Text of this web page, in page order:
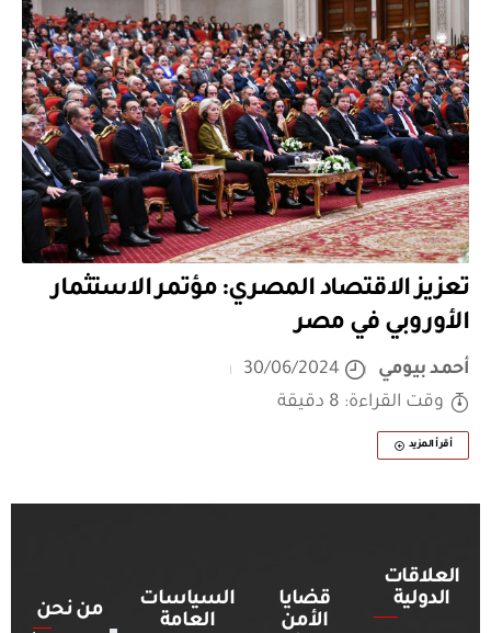
تعزيز الاقتصاد المصري: مؤتمر الاستثمار
الأوروبي في مصر
أحمد بيومي
30/06/2024
وقت القراءة: 8 دقيقة
أقرأ المزيد
العلاقات
الدولية
قضايا
الأمن
السياسات
العامة
من نحن